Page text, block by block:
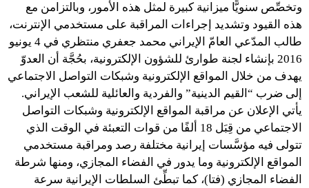
وتخصِّص سنويًّا ميزانية كبيرة لمثل هذه الأمور، وبالتزامن مع
هذه القيود وتشديد إجراءات المراقبة على مستخدمي الإنترنت،
طالب المدّعي العامّ الإيراني محمد جعفري منتظري في 4 يونيو
2016 بإنشاء لجنة طوارئ للشؤون الإلكترونية، بحُجَّة أن العدوّ
يهدف من خلال المواقع الإلكترونية وشبكات التواصل الاجتماعي
إلى ضرب “القيم الدينية” والفردية والعائلية للشعب الإيراني.
يأتي الإعلان عن مراقبة المواقع الإلكترونية وشبكات التواصل
الاجتماعي من قِبَل 18 ألفًا من قوات التعبئة في الوقت الذي
تتولى فيه مؤسَّسات إيرانية مختلفة رصد ومراقبة مستخدمي
المواقع الإلكترونية وما يدور في الفضاء المجازي، ومنها شرطة
الفضاء المجازي (فتا)، كما تبطِّئ السلطات الإيرانية سرعة